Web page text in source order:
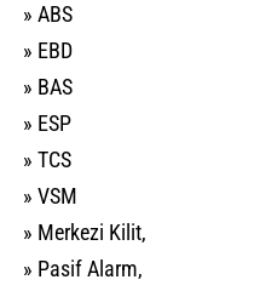
» ABS
» EBD
» BAS
» ESP
» TCS
» VSM
» Merkezi Kilit,
» Pasif Alarm,